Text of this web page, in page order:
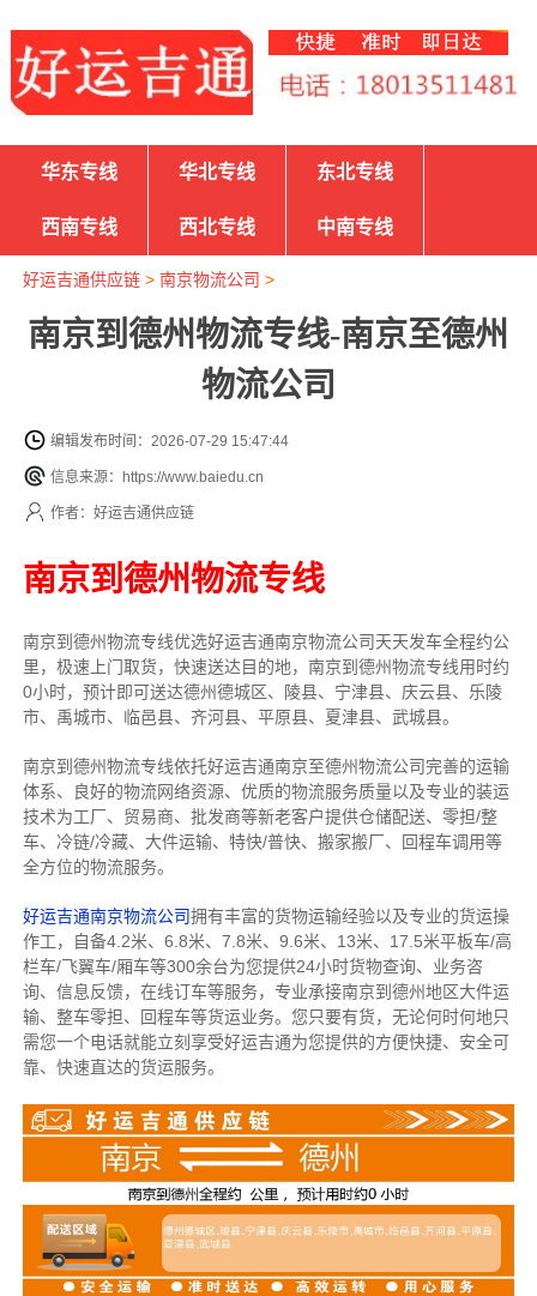
华东专线 华北专线 东北专线
西南专线 西北专线 中南专线
好运吉通供应链> 南京物流公司 >
南京到德州物流专线-南京至德州
物流公司
编辑发布时间：2026-07-29 15:47:44
信息来源：https://www.baiedu.cn
作者：好运吉通供应链
南京到德州物流专线
南京到德州物流专线优选好运吉通南京物流公司天天发车全程约公
里， 极速上门取货，快速送达目的地，南京到德州物流专线用时约
0小时，预计即可送达德州德城区、陵县、宁津县、庆云县、乐陵
市、禹城市、临邑县、齐河县、平原县、夏津县、武城县。
南京到德州物流专线依托好运吉通南京至德州物流公司完善的运输
体系、良好的物流网络资源、优质的物流服务质量以及专业的装运
技术为工厂、贸易商、批发商等新老客户提供仓储配送、零担/整
车、冷链/冷藏、大件运输、特快/普快、搬家搬厂、回程车调用等
全方位的物流服务。
好运吉通南京物流公司拥有丰富的货物运输经验以及专业的货运操
作工，自备4.2米、6.8米、7.8米、9.6米、13米、17.5米平板车/高
栏车/飞翼车/厢车等300余台为您提供24小时货物查询、业务咨
询、信息反馈，在线订车等服务， 专业承接南京到德州地区大件运
输、整车零担、回程车等货运业务。 您只要有货，无论何时何地只
需您一个电话就能立刻享受好运吉通为您提供的方便快捷、安全可
靠、快速直达的货运服务。